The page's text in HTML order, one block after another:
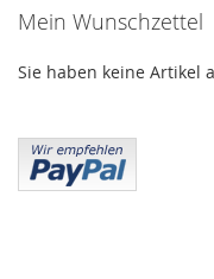
Mein Wunschzettel
Sie haben keine Artikel